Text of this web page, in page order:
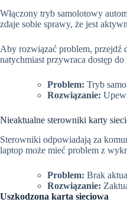
Włączony tryb samolotowy
zdaje sobie sprawy, że jest
Aby rozwiązać problem, przejdź
natychmiast przywraca dostęp do
Problem: Tryb
Rozwiązanie:
Nieaktualne sterowniki karty
Sterowniki odpowiadają za
laptop może mieć problem z
Problem: Brak
Rozwiązanie:
Uszkodzona karta sieciowa